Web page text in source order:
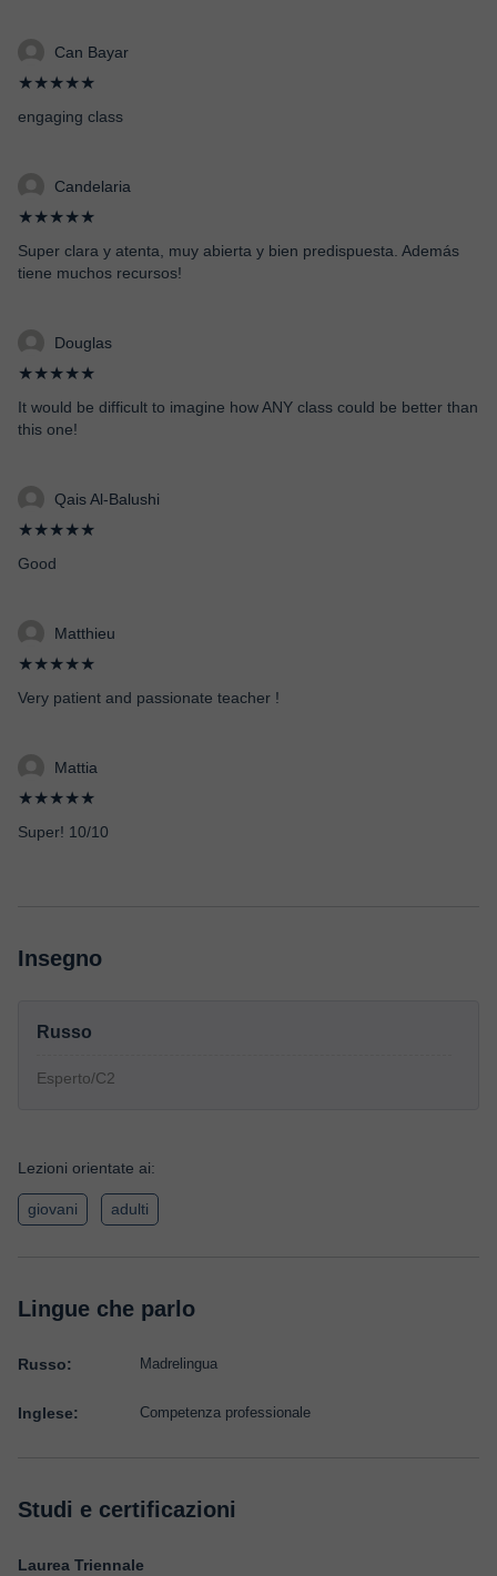
Can Bayar
★★★★★
engaging class
Candelaria
★★★★★
Super clara y atenta, muy abierta y bien predispuesta. Además
tiene muchos recursos!
Douglas
★★★★★
It would be difficult to imagine how ANY class could be better than
this one!
Qais Al-Balushi
★★★★★
Good
Matthieu
★★★★★
Very patient and passionate teacher !
Mattia
★★★★★
Super! 10/10
Insegno
Russo
Esperto/C2
Lezioni orientate ai:
giovani adulti
Lingue che parlo
Russo: Madrelingua
Inglese: Competenza professionale
Studi e certificazioni
Laurea Triennale